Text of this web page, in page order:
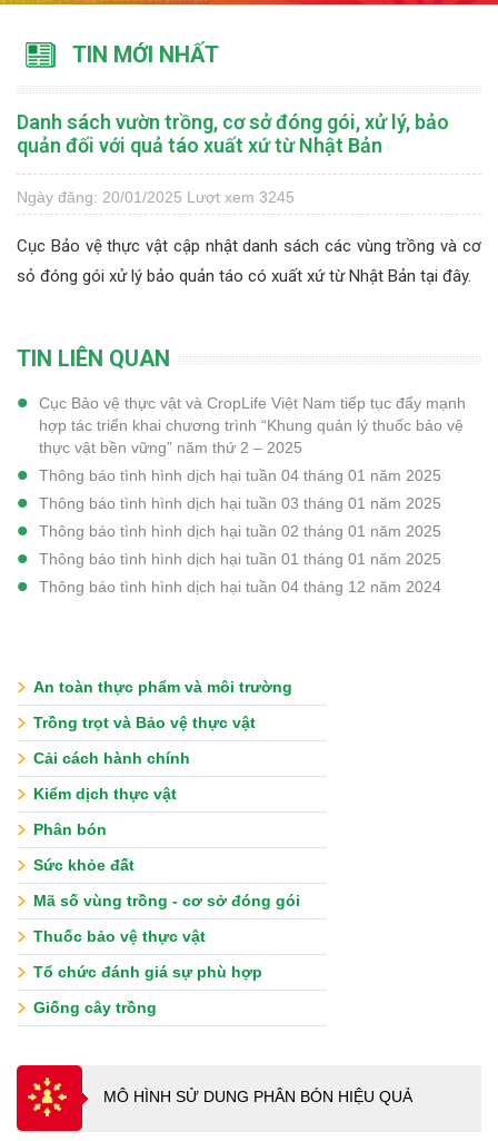
TIN MỚI NHẤT
Danh sách vườn trồng, cơ sở đóng gói, xử lý, bảo
quản đối với quả táo xuất xứ từ Nhật Bản
Ngày đăng: 20/01/2025 Lượt xem 3245
Cục Bảo vệ thực vật cập nhật danh sách các vùng trồng và cơ
sỏ đóng gói xử lý bảo quản táo có xuất xứ từ Nhật Bản tại đây.
TIN LIÊN QUAN
Cục Bảo vệ thực vật và CropLife Việt Nam tiếp tục đẩy mạnh
hợp tác triển khai chương trình “Khung quản lý thuốc bảo vệ
thực vật bền vững” năm thứ 2 – 2025
Thông báo tình hình dịch hại tuần 04 tháng 01 năm 2025
Thông báo tình hình dịch hại tuần 03 tháng 01 năm 2025
Thông báo tình hình dịch hại tuần 02 tháng 01 năm 2025
Thông báo tình hình dịch hại tuần 01 tháng 01 năm 2025
Thông báo tình hình dịch hại tuần 04 tháng 12 năm 2024
An toàn thực phẩm và môi trường
Trồng trọt và Bảo vệ thực vật
Cải cách hành chính
Kiểm dịch thực vật
Phân bón
Sức khỏe đất
Mã số vùng trồng - cơ sở đóng gói
Thuốc bảo vệ thực vật
Tổ chức đánh giá sự phù hợp
Giống cây trồng
MÔ HÌNH SỬ DUNG PHÂN BÓN HIỆU QUẢ